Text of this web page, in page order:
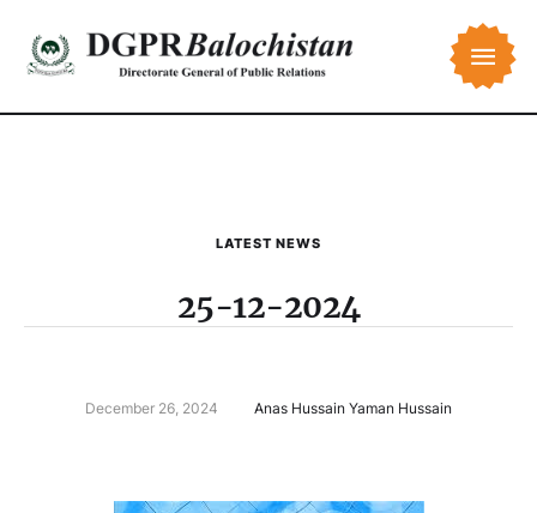
LATEST NEWS
25-12-2024
December 26, 2024 Anas Hussain Yaman Hussain